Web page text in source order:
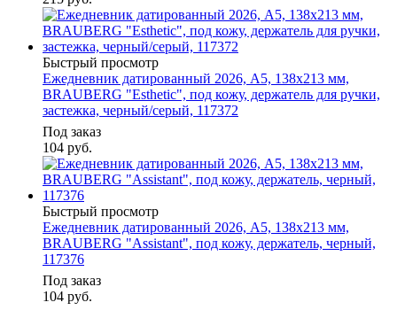
Быстрый просмотр
Ежедневник датированный 2026, А5, 138х213 мм,
BRAUBERG "Esthetic", под кожу, держатель для ручки,
застежка, черный/серый, 117372
Под заказ
104 руб.
Быстрый просмотр
Ежедневник датированный 2026, А5, 138x213 мм,
BRAUBERG "Assistant", под кожу, держатель, черный,
117376
Под заказ
104 руб.